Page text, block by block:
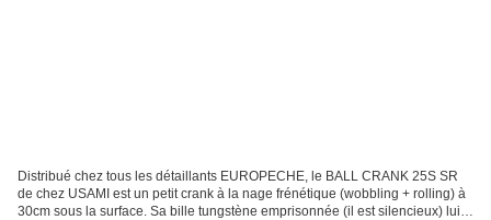
Distribué chez tous les détaillants EUROPECHE, le BALL CRANK 25S SR
de chez USAMI est un petit crank à la nage frénétique (wobbling + rolling) à
30cm sous la surface. Sa bille tungstène emprisonnée (il est silencieux) lui